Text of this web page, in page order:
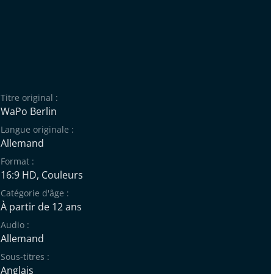
Titre original :
WaPo Berlin
Langue originale :
Allemand
Format :
16:9 HD, Couleurs
Catégorie d'âge :
À partir de 12 ans
Audio :
Allemand
Sous-titres :
Anglais